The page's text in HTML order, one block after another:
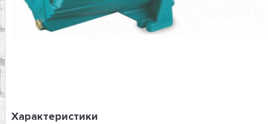
Характеристики